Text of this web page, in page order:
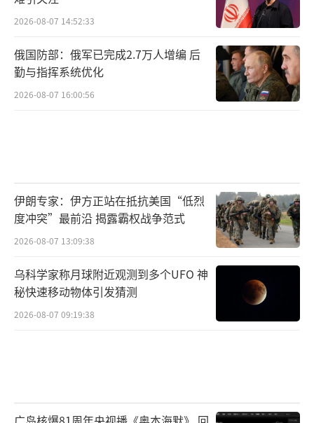
断为敌对目标？如果战斗机不是严格按照计划
内批次飞行，出动有提前或者延迟，或者干脆
有计划外飞行，是否会被判断为敌对目标？
再者，就算是在禁射区、安全走廊飞行，
而且是计划内飞行。如果爱国者地导或者战斗
机的敌我识别（IFF）出现问题，是否会被误判
2026-08-07 14:52:33
俄国防部：俄军已完成2.7万人增编 后
勤与指挥系统优化
2026-08-07 16:00:56
伊朗专家：伊方正站在抵抗美国“低烈
度冲突”最前沿 揭露霸权战争范式
2026-08-07 13:09:38
乌科学家称月球附近观测到多个UFO 神
秘快速移动物体引发猜测
2026-08-07 09:19:38